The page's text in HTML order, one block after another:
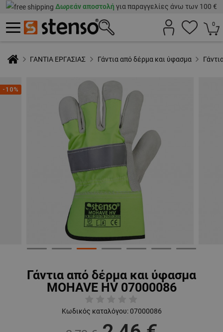
Δωρεάν αποστολή για παραγγελίες άνω των 100 €
0
ΓΑΝΤΙΑ ΕΡΓΑΣΙΑΣ Γάντια από δέρμα και ύφασμα
-10%
Γάντια από δέρμα και ύφασμα
MOHAVE HV 07000086
Κωδικός καταλόγου: 07000086